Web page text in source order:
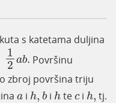
s katetama duljina
1
2 ab.
2ab
Površinu
zbroj površina triju
a
a i h,
h b
b i h
h te c
ci h,
h tj.